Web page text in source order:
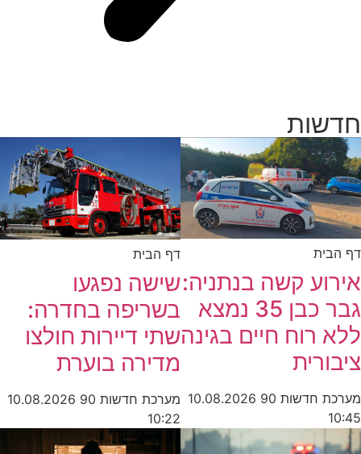
חדשות
דף הבית
אירוע קשה בנתניה:
גבר כבן 35 נמצא
ללא רוח חיים בגינה
ציבורית
מערכת חדשות 90
10.08.2026
10:45
דף הבית
שישה נפגעו
בשריפה בחדרה:
שתי דיירות חולצו
מדירה בוערת
מערכת חדשות 90
10.08.2026
10:22